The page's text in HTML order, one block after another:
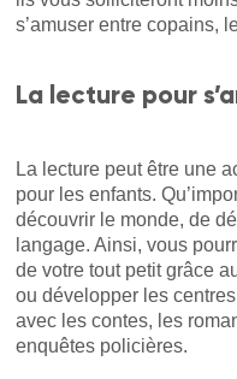
s’amuser entre copains,
La lecture pour
La lecture peut être une
pour les enfants.
découvrir le monde, de
langage. Ainsi, vous
de votre tout petit grâce
ou développer les
avec les contes, les
enquêtes policières.